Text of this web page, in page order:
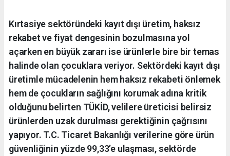
Kırtasiye sektöründeki kayıt dışı üretim, haksız
rekabet ve fiyat dengesinin bozulmasına yol
açarken en büyük zararı ise ürünlerle bire bir temas
halinde olan çocuklara veriyor. Sektördeki kayıt dışı
üretimle mücadelenin hem haksız rekabeti önlemek
hem de çocukların sağlığını korumak adına kritik
olduğunu belirten TÜKİD, velilere üreticisi belirsiz
ürünlerden uzak durulması gerektiğinin çağrısını
yapıyor. T.C. Ticaret Bakanlığı verilerine göre ürün
güvenliğinin yüzde 99,33’e ulaşması, sektörde